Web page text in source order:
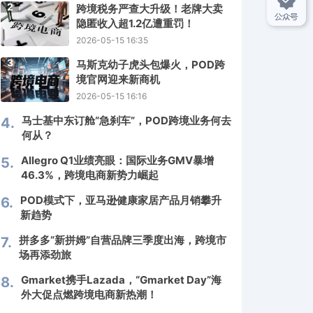
2
跨境税务严查大升级！老牌大卖
隐匿收入超1.2亿遭重罚！
2026-05-15 16:35
3
马斯克幼子虎头包爆火，POD跨
境官网迎来新商机
2026-05-15 16:16
4. 马士基中东订舱“急刹车”，POD跨境业务何去
何从？
5. Allegro Q1业绩亮眼：国际业务GMV暴增
46.3%，跨境电商新势力崛起
6.
POD模式下，亚马逊健康家居产品月销攀升
新趋势
7. 拼多多“新拼姆”自营品牌三季度出海，跨境市
场再添劲旅
8. Gmarket携手Lazada，“Gmarket Day”海
外大促点燃跨境电商新热潮！